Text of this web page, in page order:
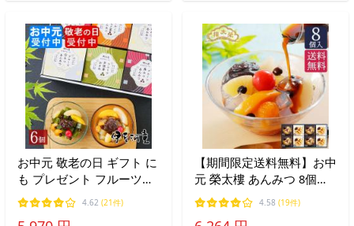
お中元 敬老の日 ギフト に
も プレゼント フルーツあ
んみつ 6個 セット 伊豆河
童 あんみつ 黒みつ 抹茶
4.62 (21件)
【期間限定送料無料】お中
元 榮太樓 あんみつ 8個入
(黒みつ×4個・白みつ×4個)
AM3
4.58 (19件)